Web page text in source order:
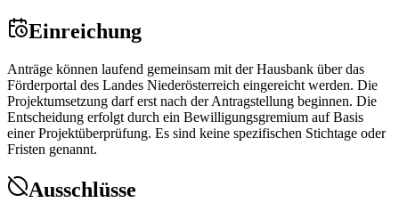
Einreichung
Anträge können laufend gemeinsam mit der Hausbank über das
Förderportal des Landes Niederösterreich eingereicht werden. Die
Projektumsetzung darf erst nach der Antragstellung beginnen. Die
Entscheidung erfolgt durch ein Bewilligungsgremium auf Basis
einer Projektüberprüfung. Es sind keine spezifischen Stichtage oder
Fristen genannt.
Ausschlüsse